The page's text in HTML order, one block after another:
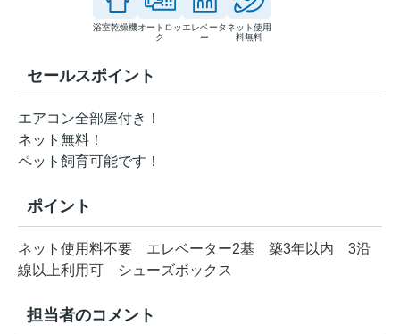
浴室乾燥機オートロッ
ク
エレベータ
ー
ネット使用
料無料
セールスポイント
エアコン全部屋付き！
ネット無料！
ペット飼育可能です！
ポイント
ネット使用料不要 エレベーター2基 築3年以内
3沿
線以上利用可
シューズボックス
担当者のコメント